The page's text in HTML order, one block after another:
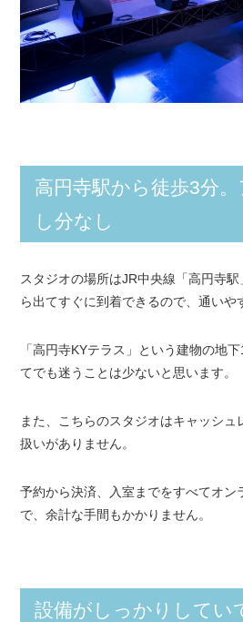
高円寺駅から徒歩3分
し分なし
スタジオの場所はJR中央線「高円寺
ら出てすぐに到着できるので、通いや
「高円寺KYテラス」という建物の地
てでも迷うことは少ないと思います。
また、こちらのスタジオはキャッシュ
扱いがありません。
予約から決済、入室までをすべてオン
で、余計な手間もかかりません。
設備がしっかりしてい